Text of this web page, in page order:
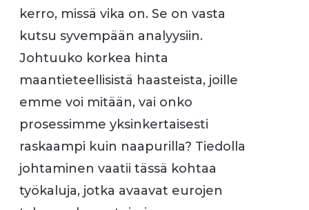
kerro, missä vika on. Se on vasta
kutsu syvempään analyysiin.
Johtuuko korkea hinta
maantieteellisistä haasteista, joille
emme voi mitään, vai onko
prosessimme yksinkertaisesti
raskaampi kuin naapurilla? Tiedolla
johtaminen vaatii tässä kohtaa
työkaluja, jotka avaavat eurojen